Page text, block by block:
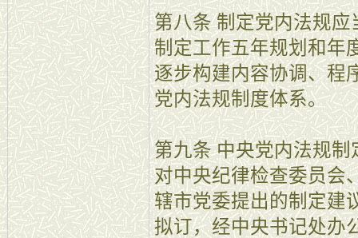
第八条 制定党内法规
制定工作五年规划和年
逐步构建内容协调、程
党内法规制度体系。
第九条 中央党内法规
对中央纪律检查委员会
辖市党委提出的制定建
拟订，经中央书记处办